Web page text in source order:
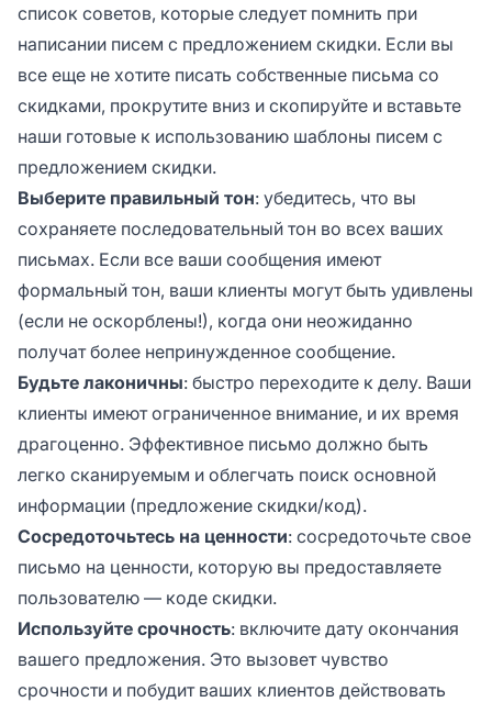
список советов, которые следует помнить при
написании писем с предложением скидки. Если вы
все еще не хотите писать собственные письма со
скидками, прокрутите вниз и скопируйте и вставьте
наши готовые к использованию шаблоны писем с
предложением скидки.
Выберите правильный тон: убедитесь, что вы
сохраняете последовательный тон во всех ваших
письмах. Если все ваши сообщения имеют
формальный тон, ваши клиенты могут быть удивлены
(если не оскорблены!), когда они неожиданно
получат более непринужденное сообщение.
Будьте лаконичны: быстро переходите к делу. Ваши
клиенты имеют ограниченное внимание, и их время
драгоценно. Эффективное письмо должно быть
легко сканируемым и облегчать поиск основной
информации (предложение скидки/код).
Сосредоточьтесь на ценности: сосредоточьте свое
письмо на ценности, которую вы предоставляете
пользователю — коде скидки.
Используйте срочность: включите дату окончания
вашего предложения. Это вызовет чувство
срочности и побудит ваших клиентов действовать